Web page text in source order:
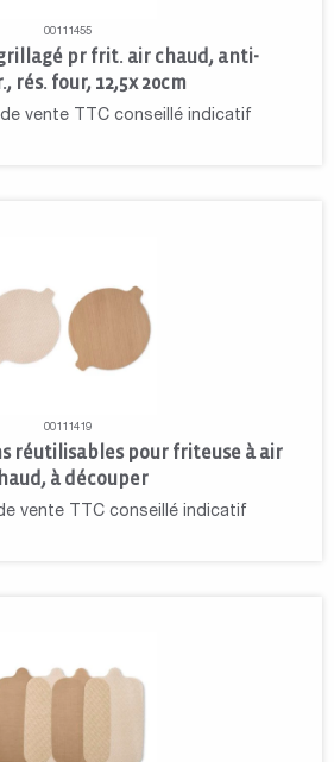
00111455
pr frit. air chaud, anti-
rés. four, 12,5x 20cm
vente TTC conseillé indicatif
00111419
réutilisables pour friteuse à air
à découper
vente TTC conseillé indicatif